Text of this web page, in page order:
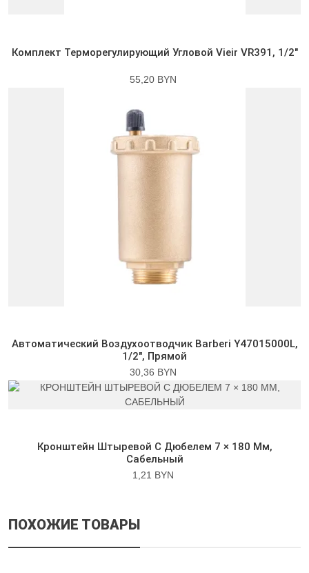
Комплект Терморегулирующий Угловой Vieir VR391, 1/2″
55,20 BYN
Автоматический Воздухоотводчик Barberi Y47015000L,
1/2″, Прямой
30,36 BYN
Кронштейн Штыревой С Дюбелем 7 × 180 Мм,
Сабельный
1,21 BYN
ПОХОЖИЕ ТОВАРЫ